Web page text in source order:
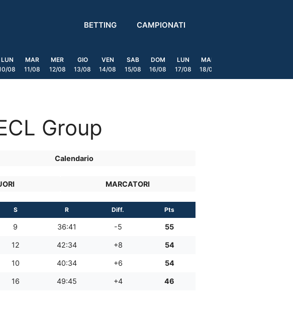
BETTING CAMPIONATI
LUN
08
MAR
11/08
MER
12/08
GIO
13/08
VEN
14/08
SAB
15/08
DOM
16/08
LUN
17/08
MAR
18/08
Group
Calendario
MARCATORI
S R Diff. Pts
9 36:41 -5 55
12 42:34 +8 54
10 40:34 +6 54
16 49:45 +4 46